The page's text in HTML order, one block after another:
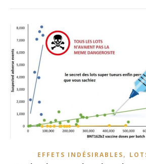
EFFETS INDÉSIRABLES,